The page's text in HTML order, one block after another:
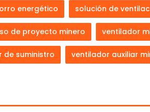
energético solución de
de proyecto minero ventilador
de suministro ventilador auxiliar